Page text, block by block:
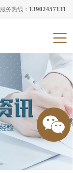
服务热线： 13902457131